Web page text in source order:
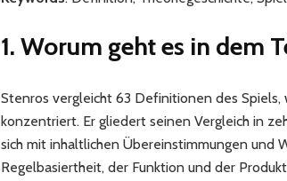
1. Worum geht es in dem
Stenros vergleicht 63 Definitionen des
konzentriert. Er gliedert seinen Vergleich in
sich mit inhaltlichen Übereinstimmungen und
Regelbasiertheit, der Funktion und der